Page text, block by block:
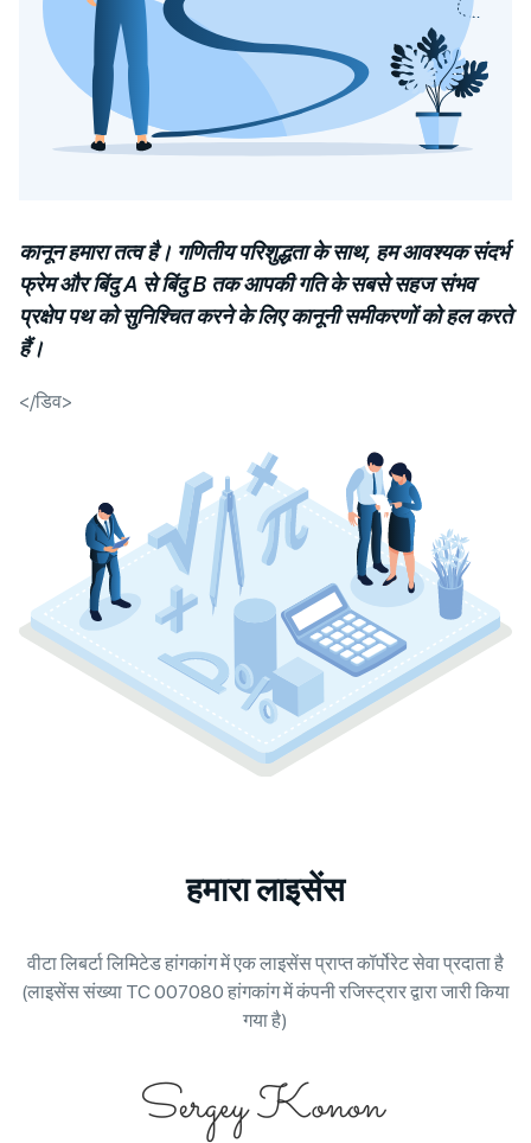
कानून हमारा तत्व है। गणितीय परिशुद्धता के साथ, हम आवश्यक संदर्भ
फ्रेम और बिंदु A से बिंदु B तक आपकी गति के सबसे सहज संभव
प्रक्षेप पथ को सुनिश्चित करने के लिए कानूनी समीकरणों को हल करते
हैं।
</डिव>
हमारा लाइसेंस
वीटा लिबर्टा लिमिटेड हांगकांग में एक लाइसेंस प्राप्त कॉर्पोरेट सेवा प्रदाता है
(लाइसेंस संख्या TC 007080 हांगकांग में कंपनी रजिस्ट्रार द्वारा जारी किया
गया है)